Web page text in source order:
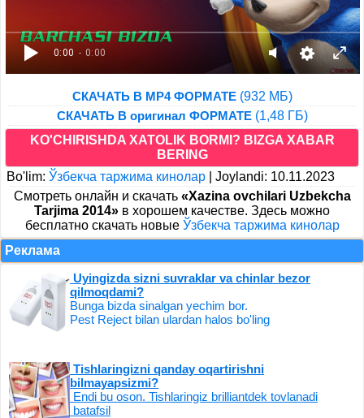
0:00 - 0:00
СКАЧАТЬ В MP4 ФОРМАТЕ(932 МБ)
СКАЧАТЬ В оригинал ФОРМАТЕ(1,48 ГБ)
KO'CHIRISHDA XATOLIK BORMI? BIZGA XABAR
BERING
Bo'lim: Ўзбекча таржима кинолар
Joylandi: 10.11.2023
Cмотреть онлайн и скачать «Xazina ovchilari Uzbekcha
Tarjima 2014» в хорошем качестве. Здесь можно
бесплатно скачать новые Ўзбекча таржима кинолар
Реклама
Uyingizda sizni suvraklar va chinlar bezor
qilmoqdami?
Bunga bizda sinalgan yechim bor.
Pest Reject bilan ulardan halos bo'ling
Tishlaringizni qanday oqartirishni
bilmayapsizmi?
Endi bu oson. Tishlaringiz brilliantdek tovlanadi
batafsil